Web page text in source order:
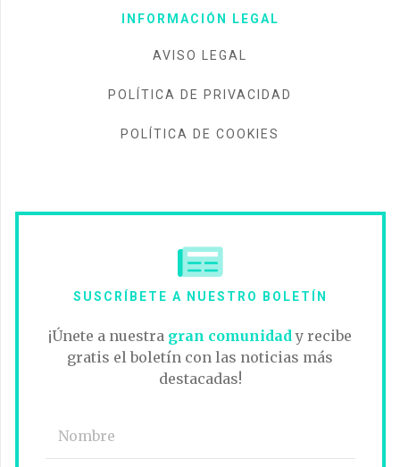
INFORMACIÓN LEGAL
AVISO LEGAL
POLÍTICA DE PRIVACIDAD
POLÍTICA DE COOKIES
SUSCRÍBETE A NUESTRO BOLETÍN
¡Únete a nuestra gran comunidady recibe
gratis el boletín con las noticias más
destacadas!